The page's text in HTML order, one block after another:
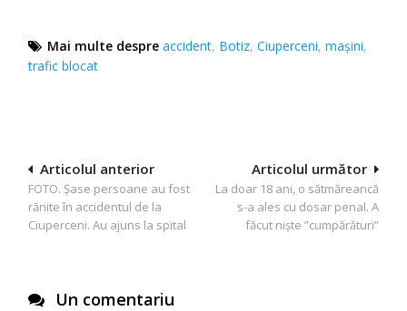
Mai multe despre accident, Botiz,Ciuperceni,maşini,
trafic blocat
Navigare
în
articole
Articolul următor
La doar 18 ani, o sătmăreancă
s-a ales cu dosar penal. A
făcut niște ”cumpărături”
Articolul anterior
FOTO. Șase persoane au fost
rănite în accidentul de la
Ciuperceni. Au ajuns la spital
Un comentariu